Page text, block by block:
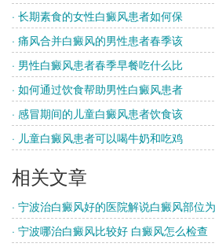
· 长期素食的女性白癜风患者如何保
· 痛风合并白癜风的男性患者春季该
· 男性白癜风患者春季早餐吃什么比
· 如何通过饮食帮助男性白癜风患者
· 感冒期间的儿童白癜风患者饮食该
· 儿童白癜风患者可以喝牛奶和吃鸡
相关文章
· 宁波治白癜风好的医院解说白癜风部位
· 宁波哪治白癜风比较好 白癜风怎么检查